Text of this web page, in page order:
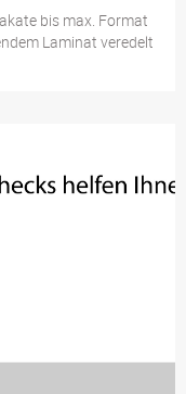
bis max. Format
Laminat veredelt